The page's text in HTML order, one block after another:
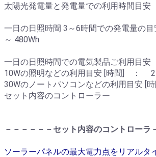
太陽光発電量と発電量での利用時間目安
一日の日照時間 3～6時間での発電量
～ 480Wh
一日の日照時間での電気製品ご利用目安
10Wの照明などの利用目安 [時間] ：
30Wのノートパソコンなどの利用目安
セット内容のコントローラー
－－－－－－セット内容のコントローラ
ソーラーパネルの最大電力点をリアルタ